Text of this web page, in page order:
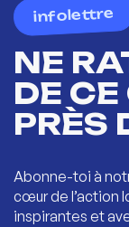
infolettre
NE
DE CE
PRÈS
Abonne-toi à
cœur de l’action
inspirantes et